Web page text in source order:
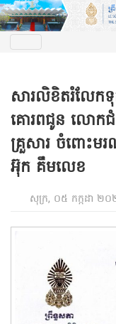
សារលិខិតរំលែកទុ
គោរពជូន លោកជំ
គ្រួសារ ចំពោះម
អ៊ុក គឹមលេខ
សុក្រ, ០៥ កក្កដា ២